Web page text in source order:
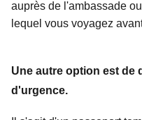
auprès de l'ambassade
lequel vous voyagez
Une autre option est de
d'urgence.